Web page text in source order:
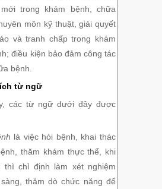
trong khám bệnh, chữa
môn kỹ thuật, giải quyết
và tranh chấp trong khám
điều kiện bảo đảm công tác
bệnh.
từ ngữ
các từ ngữ dưới đây được
là việc hỏi bệnh, khai thác
thăm khám thực thể, khi
thì chỉ định làm xét nghiệm
thăm dò chức năng để